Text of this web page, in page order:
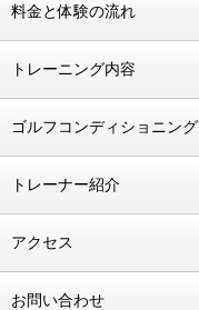
料金と体験の流れ
トレーニング内容
ゴルフコンディショニング
トレーナー紹介
アクセス
お問い合わせ